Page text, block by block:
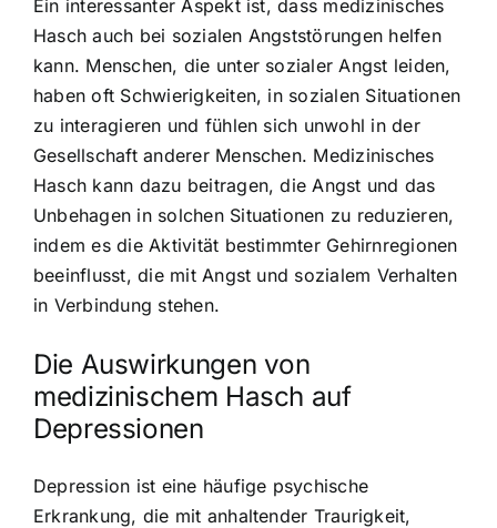
Ein interessanter Aspekt ist, dass medizinisches
Hasch auch bei sozialen Angststörungen helfen
kann. Menschen, die unter sozialer Angst leiden,
haben oft Schwierigkeiten, in sozialen Situationen
zu interagieren und fühlen sich unwohl in der
Gesellschaft anderer Menschen. Medizinisches
Hasch kann dazu beitragen, die Angst und das
Unbehagen in solchen Situationen zu reduzieren,
indem es die Aktivität bestimmter Gehirnregionen
beeinflusst, die mit Angst und sozialem Verhalten
in Verbindung stehen.
Die Auswirkungen von
medizinischem Hasch auf
Depressionen
Depression ist eine häufige psychische
Erkrankung, die mit anhaltender Traurigkeit,